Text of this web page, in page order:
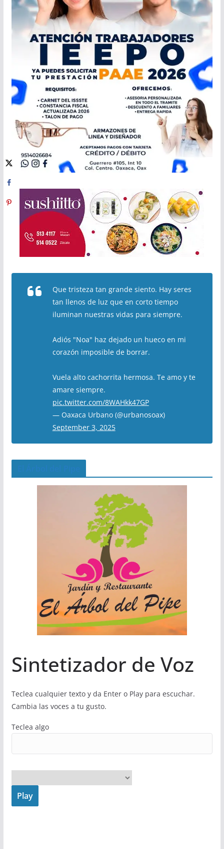
Que tristeza tan grande siento. Hay seres
tan llenos de luz que en corto tiempo
iluminan nuestras vidas para siempre.
Adiós "Noa" haz dejado un hueco en mi
corazón imposible de borrar.
Vuela alto cachorrita hermosa. Te amo y te
amare siempre.
pic.twitter.com/8WAHkk47GP
— Oaxaca Urbano (@urbanosoax)
September 3, 2025
Sintetizador de Voz
Teclea cualquier texto y da Enter o Play para escuchar.
Cambia las voces a tu gusto.
Teclea algo
Play